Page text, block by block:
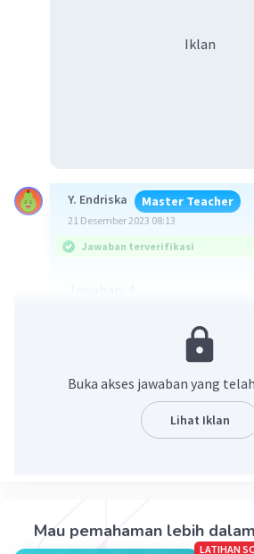
Iklan
Y. Endriska Master Teacher
21 Desember 2023 08:13
Jawaban terverifikasi
Ingat konsep berikut ini:
Anggota himpunan adalah
membentuk himpunan
K = himpun huruf vokal
K = {a, i, u, e, o}
Jadi, banyak banyak anggota
Buka akses jawaban yang
Lihat Iklan
Mau pemahaman lebih
LATIHAN